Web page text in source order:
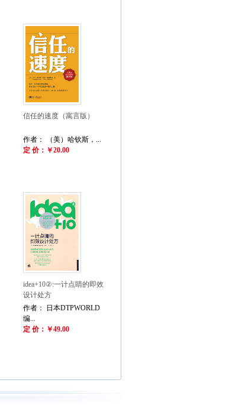
信任的速度（寓言版）
作者： （美）哈钦斯，...
定 价：￥20.00
idea+10②:一计点睛的即效
设计处方
作者： 日本DTPWORLD
编...
定 价：￥49.00